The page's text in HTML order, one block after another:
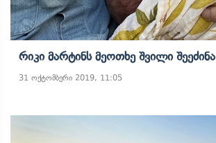
Რიკი Მარტინს Მეოთხე Შვილი Შეეძინა
31 ოქტომბერი 2019, 11:05